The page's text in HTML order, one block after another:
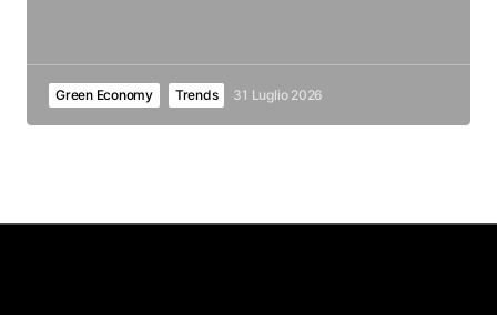
Green Economy Trends 31 Luglio 2026